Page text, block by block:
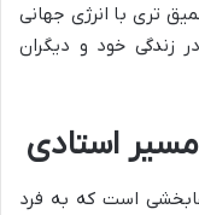
تری با انرژی جهانی
زندگی خود و دیگران
استادی
است که به فرد